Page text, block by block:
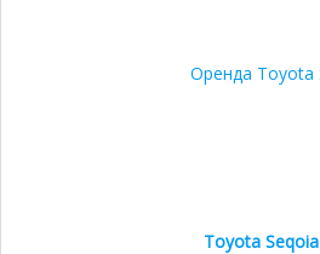
Toyota Seqoia